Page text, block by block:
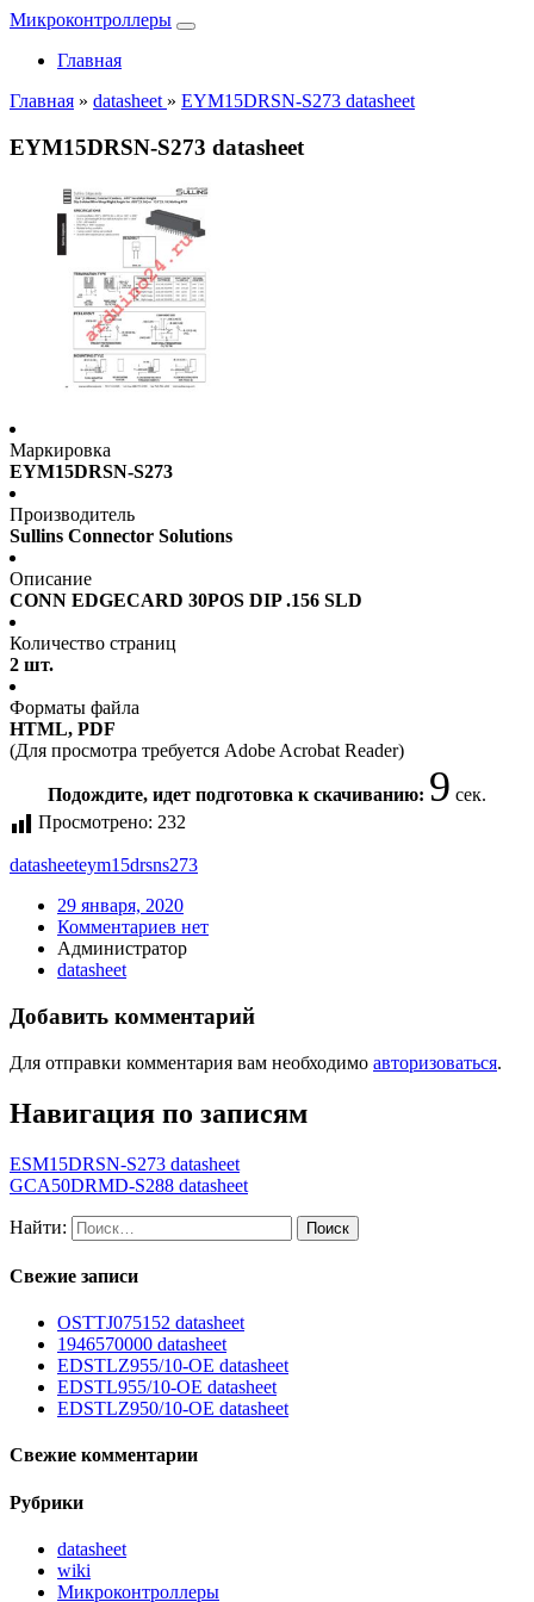
Микроконтроллеры
Главная
Главная » datasheet » EYM15DRSN-S273 datasheet
EYM15DRSN-S273 datasheet
Маркировка
EYM15DRSN-S273
Производитель
Sullins Connector Solutions
Описание
CONN EDGECARD 30POS DIP .156 SLD
Количество страниц
2 шт.
Форматы файла
HTML, PDF
(Для просмотра требуется Adobe Acrobat Reader)
Подождите, идет подготовка к скачиванию: 9 сек.
Просмотрено: 232
datasheeteym15drsns273
29 января, 2020
Комментариев нет
Администратор
datasheet
Добавить комментарий
Для отправки комментария вам необходимо авторизоваться.
Навигация по записям
ESM15DRSN-S273 datasheet
GCA50DRMD-S288 datasheet
Найти:
Свежие записи
OSTTJ075152 datasheet
1946570000 datasheet
EDSTLZ955/10-OE datasheet
EDSTL955/10-OE datasheet
EDSTLZ950/10-OE datasheet
Свежие комментарии
Рубрики
datasheet
wiki
Микроконтроллеры